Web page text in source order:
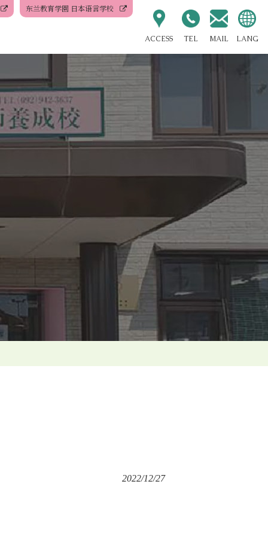
东兰教育学園 日本语言学校
ACCESS TEL MAIL LANG
2022/12/27